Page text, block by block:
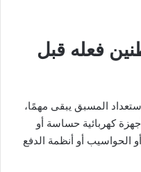
فعله قبل
المسبق يبقى مهمًا،
كهربائية حساسة أو
الحواسيب أو أنظمة الدفع